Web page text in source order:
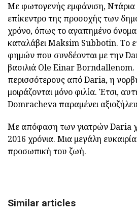
Με φωτογενής εμφάνιση,
επίκεντρο της προσοχής των
χρόνο, όπως το αγαπημένο
καταλάβει Maksim Subbotin. Το
φημών που συνδέονται με την
βασιλιά Ole Einar
περισσότερους από Daria, η
μοιράζονται μόνο φιλία. Έτσι,
Domracheva παραμένει
Με απόφαση των γιατρών Daria
2016 χρόνια. Μια μεγάλη
προσωπική του ζωή.
Similar articles